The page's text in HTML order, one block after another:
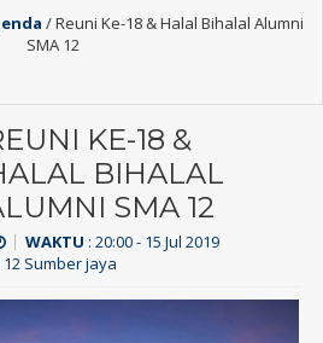
/Reuni Ke-18 & Halal Bihalal Alumni
SMA 12
KE-18 &
BIHALAL
SMA 12
WAKTU : 20:00 - 15 Jul 2019
12 Sumber jaya